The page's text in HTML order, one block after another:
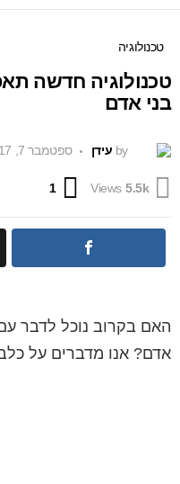
טכנולוגיה
טכנולוגיה חדשה
בני אדם
by עידן ספטמבר 7, 2017, 5:13 pm
5.5k
Views
1
האם בקרוב נוכל לדבר
אדם? אנו מדברים על